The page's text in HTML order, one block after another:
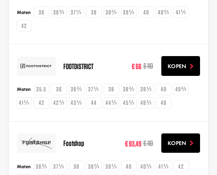
Maten 36 36⅔ 37⅓ 38 38⅔ 39⅓ 40 40⅔
41⅓
42
FOOTDISTRICT € 66 € 110 KOPEN
Maten 35.5 36 36⅔ 37⅓ 38 38⅔ 39⅓ 40
40⅔
41⅓
42 42⅔ 43⅓ 44 44⅔ 45⅓ 46⅔ 48
Footshop € 93,49 € 110 KOPEN
Maten 36⅔ 37⅓ 38 38⅔ 39⅓ 40 40⅔ 41⅓
42